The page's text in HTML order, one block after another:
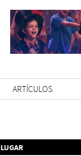
ARTÍCULOS
LUGAR